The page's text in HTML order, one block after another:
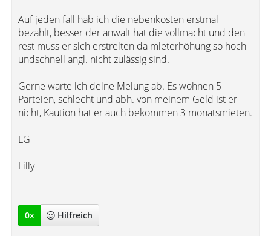
Auf jeden fall hab ich die nebenkosten erstmal
bezahlt, besser der anwalt hat die vollmacht und den
rest muss er sich erstreiten da mieterhöhung so hoch
undschnell angl. nicht zulässig sind.
Gerne warte ich deine Meiung ab. Es wohnen 5
Parteien, schlecht und abh. von meinem Geld ist er
nicht, Kaution hat er auch bekommen 3 monatsmieten.
LG
Lilly
0x Hilfreich